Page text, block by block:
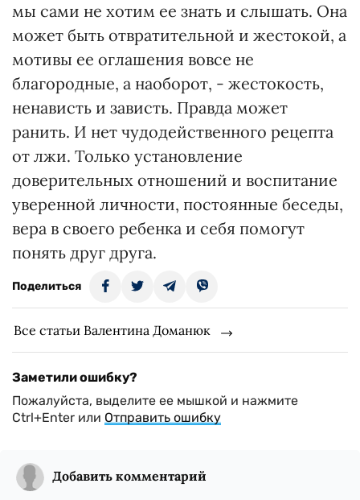
мы сами не хотим ее знать и слышать. Она
может быть отвратительной и жестокой, а
мотивы ее оглашения вовсе не
благородные, а наоборот, - жестокость,
ненависть и зависть. Правда может
ранить. И нет чудодейственного рецепта
от лжи. Только установление
доверительных отношений и воспитание
уверенной личности, постоянные беседы,
вера в своего ребенка и себя помогут
понять друг друга.
Поделиться
Все статьи Валентина Доманюк
Заметили ошибку?
Пожалуйста, выделите ее мышкой и нажмите
Ctrl+Enter или Отправить ошибку
Добавить комментарий